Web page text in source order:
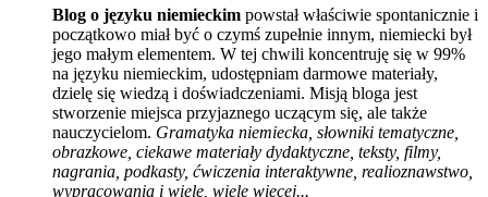
Blog o języku niemieckim powstał właściwie spontanicznie i
początkowo miał być o czymś zupełnie innym, niemiecki był
jego małym elementem. W tej chwili koncentruję się w 99%
na języku niemieckim, udostępniam darmowe materiały,
dzielę się wiedzą i doświadczeniami. Misją bloga jest
stworzenie miejsca przyjaznego uczącym się, ale także
nauczycielom. Gramatyka niemiecka, słowniki tematyczne,
obrazkowe, ciekawe materiały dydaktyczne, teksty, filmy,
nagrania, podkasty, ćwiczenia interaktywne, realioznawstwo,
wypracowania i wiele, wiele więcej...